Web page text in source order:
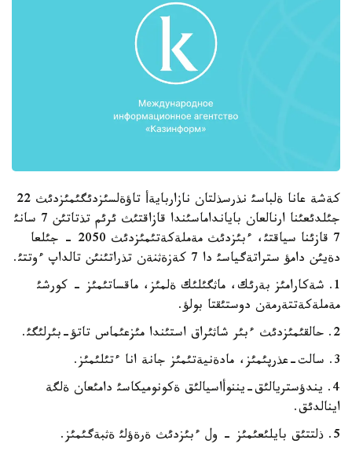
كةشة عانا ةلباسئ نذرسذلتان نازاربايةأ تاؤةلسئزدئگئمئزدئث 22
جئلدئعئنا ارنالعان بايانداماسئندا قازاقتئث ئرئم تذتاتئن 7 سانئ
7 قازئنا سياقتئ، ءبئزدئث مةملةكةتئمئزدئث 2050 - جئلعا
دةيئن دامؤ ستراتةگياسئ دا 7 كةزةثنةن تذراتئنئن تالداپ ءوتتئ.
1. شةكارامئز بةرئك، ماثگئلئك ةلمئز، ماقساتئمئز - كورشئ
مةملةكةتتةرمةن دوستئقتا بولؤ.
2. حالقئمئزدئث ءبئر شاثئراق استئندا مئزعئماس تاتؤ-بئرلئگئ.
3. سالت-عذرپئمئز، مادةنيةتئمئز جانة انا ءتئلئمئز.
4. يندؤستريالئق-يننوأاسيالئق ةكونوميكاسئ دامئعان ةلگة
اينالدئق.
5. ذلتتئق بايلئعئمئز - ول ءبئزدئث ةرةؤلئ ةثبةگئمئز.